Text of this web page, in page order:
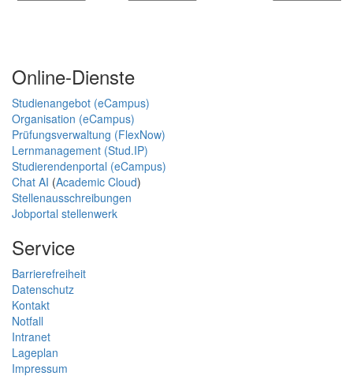
Online-Dienste
Studienangebot (eCampus)
Organisation (eCampus)
Prüfungsverwaltung (FlexNow)
Lernmanagement (Stud.IP)
Studierendenportal (eCampus)
Chat AI (Academic Cloud)
Stellenausschreibungen
Jobportal stellenwerk
Service
Barrierefreiheit
Datenschutz
Kontakt
Notfall
Intranet
Lageplan
Impressum